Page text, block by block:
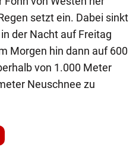
setzt ein. Dabei sinkt
der Nacht auf Freitag
Morgen hin dann auf 600
von 1.000 Meter
Neuschnee zu